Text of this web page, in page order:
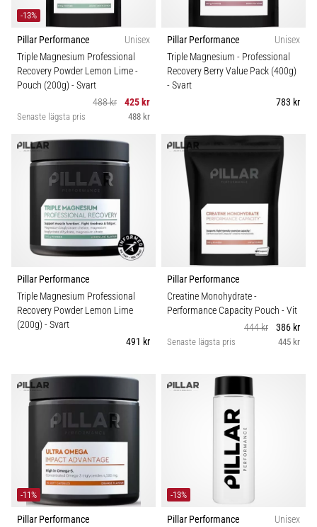
adidas
och
PUMA.
Var
en
del
varje
mål
och…
9. 6. 2025
3 min. läsning
Phantom
6
Upptäck
de
Phantom
fotbollsskorna
precision,
kontroll
kraft
varje
-13%
Pillar Performance
Unisex
Triple Magnesium Professional
Recovery Powder Lemon Lime -
Pouch (200g)- Svart
488 kr
425 kr
Senaste lägsta pris 488 kr
Pillar Performance
Unisex
Triple Magnesium - Professional
Recovery Berry Value Pack (400g)
- Svart
783 kr
Pillar Performance
Triple Magnesium Professional
Recovery Powder Lemon Lime
(200g)- Svart
491 kr
Pillar Performance
Creatine Monohydrate -
Performance Capacity Pouch - Vit
444 kr
386 kr
Senaste lägsta pris 445 kr
-11%
Pillar Performance
-13%
Pillar Performance
Unisex